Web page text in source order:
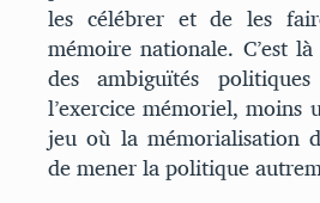
les célébrer et de les
mémoire nationale. C’est
des ambiguïtés
l’exercice mémoriel, moins
jeu où la mémorialisation
de mener la politique